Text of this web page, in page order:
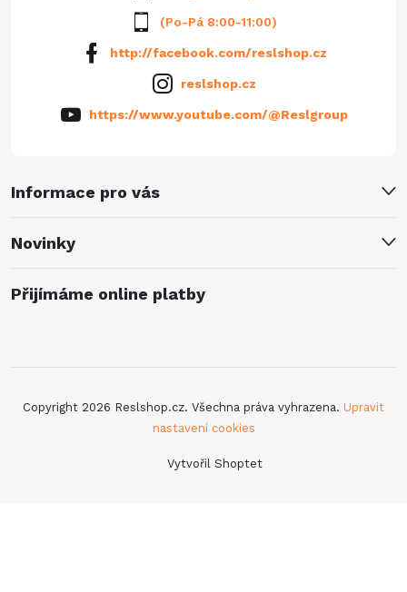
Informace pro vás
Novinky
(Po-Pá 8:00-11:00)
http://facebook.com/reslshop.cz
reslshop.cz
https://www.youtube.com/@Reslgroup
Přijímáme online platby
Vytvořil Shoptet
Copyright 2026 Reslshop.cz. Všechna práva vyhrazena. Upravit
nastavení cookies